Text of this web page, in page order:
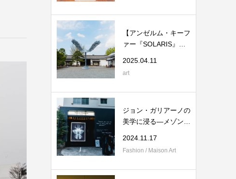
【アンゼルム・キーフ
ァー『SOLARIS』
2025.04.11
art
ジョン・ガリアーノの
美学に浸る―メゾン
2024.11.17
Fashion / Maison Art